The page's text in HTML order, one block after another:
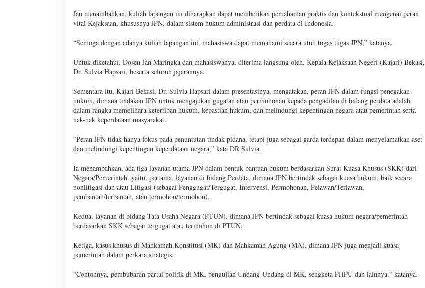
Jan menambahkan, kuliah lapangan ini diharapkan dapat memberikan pemahaman praktis dan kontekstual mengenai peran
vital Kejaksaan, khususnya JPN, dalam sistem hukum administrasi dan perdata di Indonesia.
“Semoga dengan adanya kuliah lapangan ini, mahasiswa dapat memahami secara utuh tugas tugas JPN,” katanya.
Untuk diketahui, Dosen Jan Maringka dan mahasiswanya, diterima langsung oleh, Kepala Kejaksaan Negeri (Kajari) Bekasi,
Dr. Sulvia Hapsari, beserta seluruh jajarannya.
Sementara itu, Kajari Bekasi, Dr. Sulvia Hapsari dalam presentasinya, mengatakan, peran JPN dalam fungsi penegakan
hukum, dimana tindakan JPN untuk mengajukan gugatan atau permohonan kepada pengadilan di bidang perdata adalah
dalam rangka memelihara ketertiban hukum, kepastian hukum, dan melindungi kepentingan negara atau pemerintah serta
hak-hak keperdataan masyarakat.
“Peran JPN tidak hanya fokus pada penuntutan tindak pidana, tetapi juga sebagai garda terdepan dalam menyelamatkan aset
dan melindungi kepentingan keperdataan negara,” kata DR Sulvia.
Ia menambahkan, ada tiga layanan utama JPN dalam bentuk bantuan hukum berdasarkan Surat Kuasa Khusus (SKK) dari
Negara/Pemerintah, yaitu, pertama, layanan di bidang Perdata, dimana JPN bertindak sebagai kuasa hukum, baik secara
nonlitigasi dan atau Litigasi (sebagai Penggugat/Tergugat, Intervensi, Permohonan, Pelawan/Terlawan,
pembantah/terbantah, atau termohon/termohon).
Kedua, layanan di bidang Tata Usaha Negara (PTUN), dimana JPN bertindak sebagai kuasa hukum negara/pemerintah
berdasarkan SKK sebagai tergugat atau termohon di PTUN.
Ketiga, kasus khusus di Mahkamah Konstitusi (MK) dan Mahkamah Agung (MA), dimana JPN juga menjadi kuasa
pemerintah dalam perkara strategis.
“Contohnya, pembubaran partai politik di MK, pengujian Undang-Undang di MK, sengketa PHPU dan lainnya,” katanya.